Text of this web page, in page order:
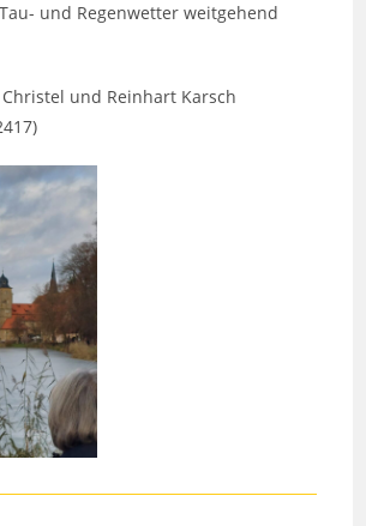
und Regenwetter weitgehend
Christel und Reinhart Karsch